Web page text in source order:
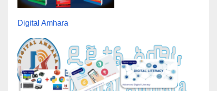
Digital Amhara